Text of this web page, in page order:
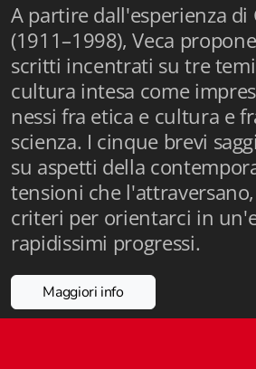
A partire dall'esperienza di
(1911–1998), Veca
scritti incentrati su tre
cultura intesa come
nessi fra etica e cultura e
scienza. I cinque brevi
su aspetti della
tensioni che
criteri per orientarci in
rapidissimi progressi.
Maggiori info
Jus Helveticum
Libella
Maestri della Pietra
Oltre le frontiere
Storia
Spyra
Testi scolastici
Varia